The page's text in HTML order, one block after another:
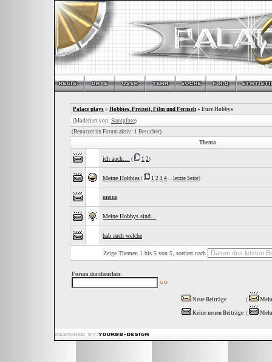
Palace plays » Hobbies, Freizeit, Film und Fernseh » Eure Hobbys
(Moderiert von: Samtpfote)
(Benutzer im Forum aktiv: 1 Besucher)
Thema
ich auch.... ( 1 2)
Meine Hobbies ( 1 2 3 4 ... letzte Seite)
meine
Meine Hobbys sind...
hab auch welche
Zeige Themen 1 bis 5 von 5, sortiert nach
Forum durchsuchen:
Neue Beiträge (
Keine neuen Beiträge (